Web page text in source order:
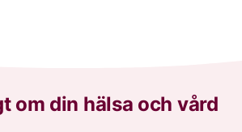
om din hälsa och vård